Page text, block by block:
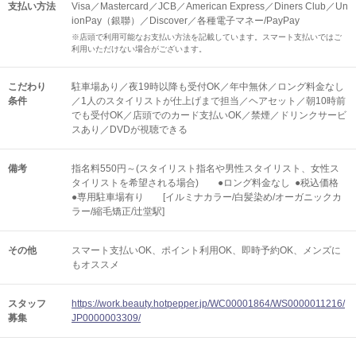
支払い方法
Visa／Mastercard／JCB／American Express／Diners Club／Un
ionPay（銀聯）／Discover／各種電子マネー/PayPay
※店頭で利用可能なお支払い方法を記載しています。スマート支払いではご
利用いただけない場合がございます。
こだわり
条件
駐車場あり／夜19時以降も受付OK／年中無休／ロング料金なし
／1人のスタイリストが仕上げまで担当／ヘアセット／朝10時前
でも受付OK／店頭でのカード支払いOK／禁煙／ドリンクサービ
スあり／DVDが視聴できる
備考
指名料550円～(スタイリスト指名や男性スタイリスト、女性ス
タイリストを希望される場合) ●ロング料金なし ●税込価格
●専用駐車場有り [イルミナカラー/白髪染め/オーガニックカ
ラー/縮毛矯正/辻堂駅]
その他 スマート支払いOK ポイント利用OK 即時予約OK
メンズに
もオススメ
スタッフ
募集
https://work.beauty.hotpepper.jp/WC00001864/WS0000011216/
JP0000003309/